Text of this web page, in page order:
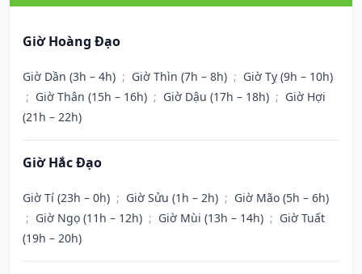
Giờ Hoàng Đạo
Giờ Dần (3h – 4h) ; Giờ Thìn (7h – 8h) ; Giờ Tỵ (9h – 10h)
; Giờ Thân (15h – 16h) ; Giờ Dậu (17h – 18h) ; Giờ Hợi
(21h – 22h)
Giờ Hắc Đạo
Giờ Tí (23h – 0h) ; Giờ Sửu (1h – 2h) ; Giờ Mão (5h – 6h)
; Giờ Ngọ (11h – 12h) ; Giờ Mùi (13h – 14h) ; Giờ Tuất
(19h – 20h)